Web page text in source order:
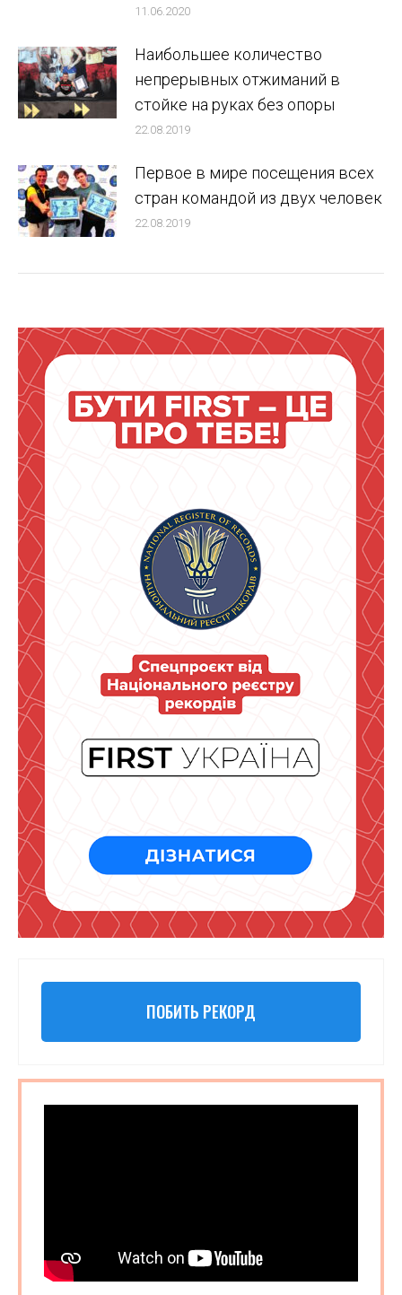
11.06.2020
Наибольшее количество
непрерывных отжиманий в
стойке на руках без опоры
22.08.2019
Первое в мире посещения всех
стран командой из двух человек
22.08.2019
ПОБИТЬ РЕКОРД